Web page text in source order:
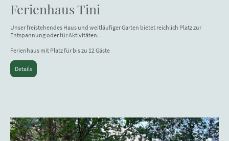
Ferienhaus Tini
Unser freistehendes Haus und weitläufiger Garten bietet reichlich Platz zur
Entspannung oder für Aktivitäten.
Ferienhaus mit Platz für bis zu 12 Gäste
Details